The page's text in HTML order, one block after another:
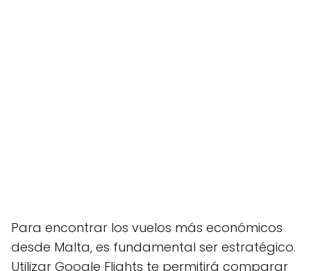
Para encontrar los vuelos más económicos
desde Malta, es fundamental ser estratégico.
Utilizar Google Flights te permitirá comparar